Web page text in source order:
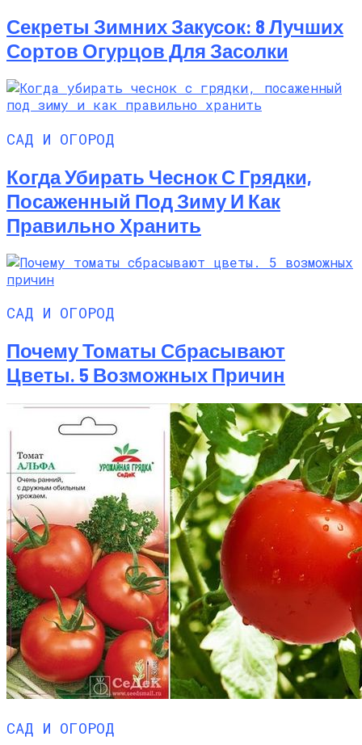
Секреты Зимних Закусок: 8 Лучших
Сортов Огурцов Для Засолки
САД И ОГОРОД
Когда Убирать Чеснок С Грядки,
Посаженный Под Зиму И Как
Правильно Хранить
САД И ОГОРОД
Почему Томаты Сбрасывают
Цветы. 5 Возможных Причин
САД И ОГОРОД